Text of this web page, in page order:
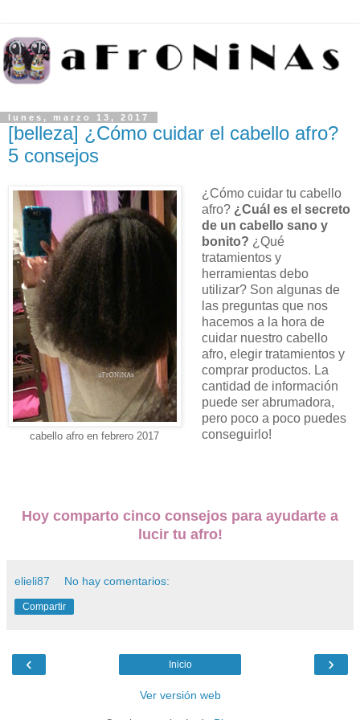
lunes, marzo 13, 2017
[belleza] ¿Cómo cuidar el cabello afro?
5 consejos
cabello afro en febrero 2017
¿Cómo cuidar tu cabello
afro? ¿Cuál es el secreto
de un cabello sano y
bonito? ¿Qué
tratamientos y
herramientas debo
utilizar? Son algunas de
las preguntas que nos
hacemos a la hora de
cuidar nuestro cabello
afro, elegir tratamientos y
comprar productos. La
cantidad de información
puede ser abrumadora,
pero poco a poco puedes
conseguirlo!
Hoy comparto cinco consejos para ayudarte a
lucir tu afro!
elieli87 No hay comentarios:
Compartir
‹ ›
Inicio
Ver versión web